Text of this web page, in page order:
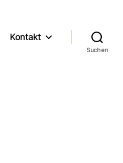
Kontakt
Suchen